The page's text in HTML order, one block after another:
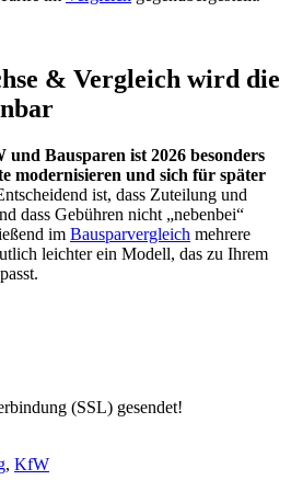
& Vergleich wird die
Bausparen ist 2026 besonders
modernisieren und sich für später
ist, dass Zuteilung und
dass Gebühren nicht „nebenbei“
im Bausparvergleich mehrere
leichter ein Modell, das zu Ihrem
(SSL) gesendet!
, KfW